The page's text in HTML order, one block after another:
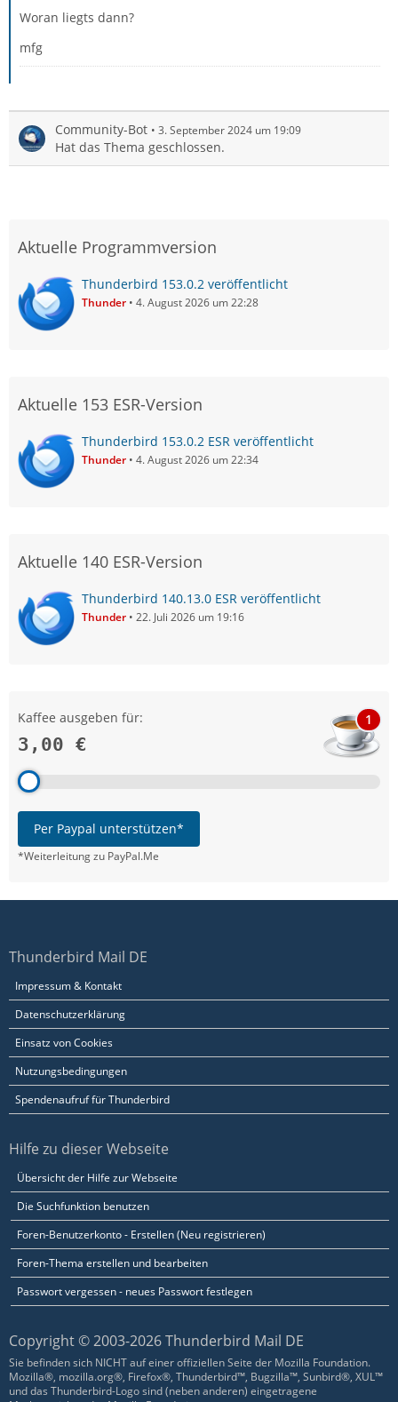
Woran liegts dann?
mfg
Community-Bot 3. September 2024 um 19:09
Hat das Thema geschlossen.
Aktuelle Programmversion
Thunderbird 153.0.2 veröffentlicht
Thunder 4. August 2026 um 22:28
Aktuelle 153 ESR-Version
Thunderbird 153.0.2 ESR veröffentlicht
Thunder 4. August 2026 um 22:34
Aktuelle 140 ESR-Version
Thunderbird 140.13.0 ESR veröffentlicht
Thunder 22. Juli 2026 um 19:16
Kaffee ausgeben für:
3,00 €
1
Per Paypal unterstützen*
*Weiterleitung zu PayPal.Me
Thunderbird Mail DE
Impressum & Kontakt
Datenschutzerklärung
Einsatz von Cookies
Nutzungsbedingungen
Spendenaufruf für Thunderbird
Hilfe zu dieser Webseite
Übersicht der Hilfe zur Webseite
Die Suchfunktion benutzen
Foren-Benutzerkonto - Erstellen (Neu registrieren)
Foren-Thema erstellen und bearbeiten
Passwort vergessen - neues Passwort festlegen
Copyright © 2003-2026 Thunderbird Mail DE
Sie befinden sich NICHT auf einer offiziellen Seite der Mozilla Foundation.
Mozilla®, mozilla.org®, Firefox®, Thunderbird™, Bugzilla™, Sunbird®, XUL™
und das Thunderbird-Logo sind (neben anderen) eingetragene